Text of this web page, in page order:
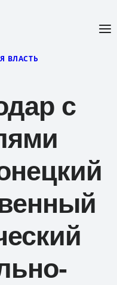
ВЛАСТЬ
с